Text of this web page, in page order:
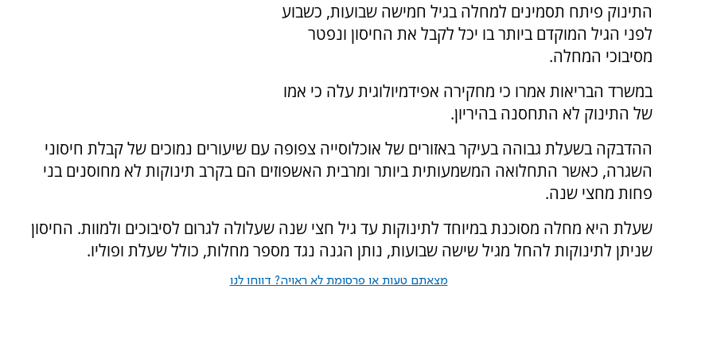
התינוק פיתח תסמינים למחלה בגיל חמישה שבועות, כשבוע
לפני הגיל המוקדם ביותר בו יכל לקבל את החיסון ונפטר
מסיבוכי המחלה.
במשרד הבריאות אמרו כי מחקירה אפידמיולוגית עלה כי אמו
של התינוק לא התחסנה בהיריון.
ההדבקה בשעלת גבוהה בעיקר באזורים של אוכלוסייה צפופה עם שיעורים נמוכים של קבלת חיסוני
השגרה, כאשר התחלואה המשמעותית ביותר ומרבית האשפוזים הם בקרב תינוקות לא מחוסנים בני
פחות מחצי שנה.
שעלת היא מחלה מסוכנת במיוחד לתינוקות עד גיל חצי שנה שעלולה לגרום לסיבוכים ולמוות. החיסון
שניתן לתינוקות להחל מגיל שישה שבועות, נותן הגנה נגד מספר מחלות, כולל שעלת ופוליו.
מצאתם טעות או פרסומת לא ראויה? דווחו לנו